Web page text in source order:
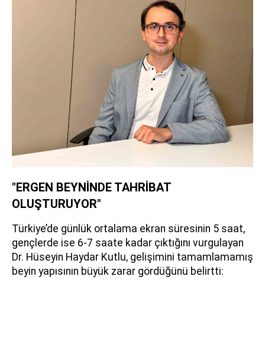
"ERGEN BEYNİNDE TAHRİBAT
OLUŞTURUYOR"
Türkiye’de günlük ortalama ekran süresinin 5 saat,
gençlerde ise 6-7 saate kadar çıktığını vurgulayan
Dr. Hüseyin Haydar Kutlu, gelişimini tamamlamamış
beyin yapısının büyük zarar gördüğünü belirtti: